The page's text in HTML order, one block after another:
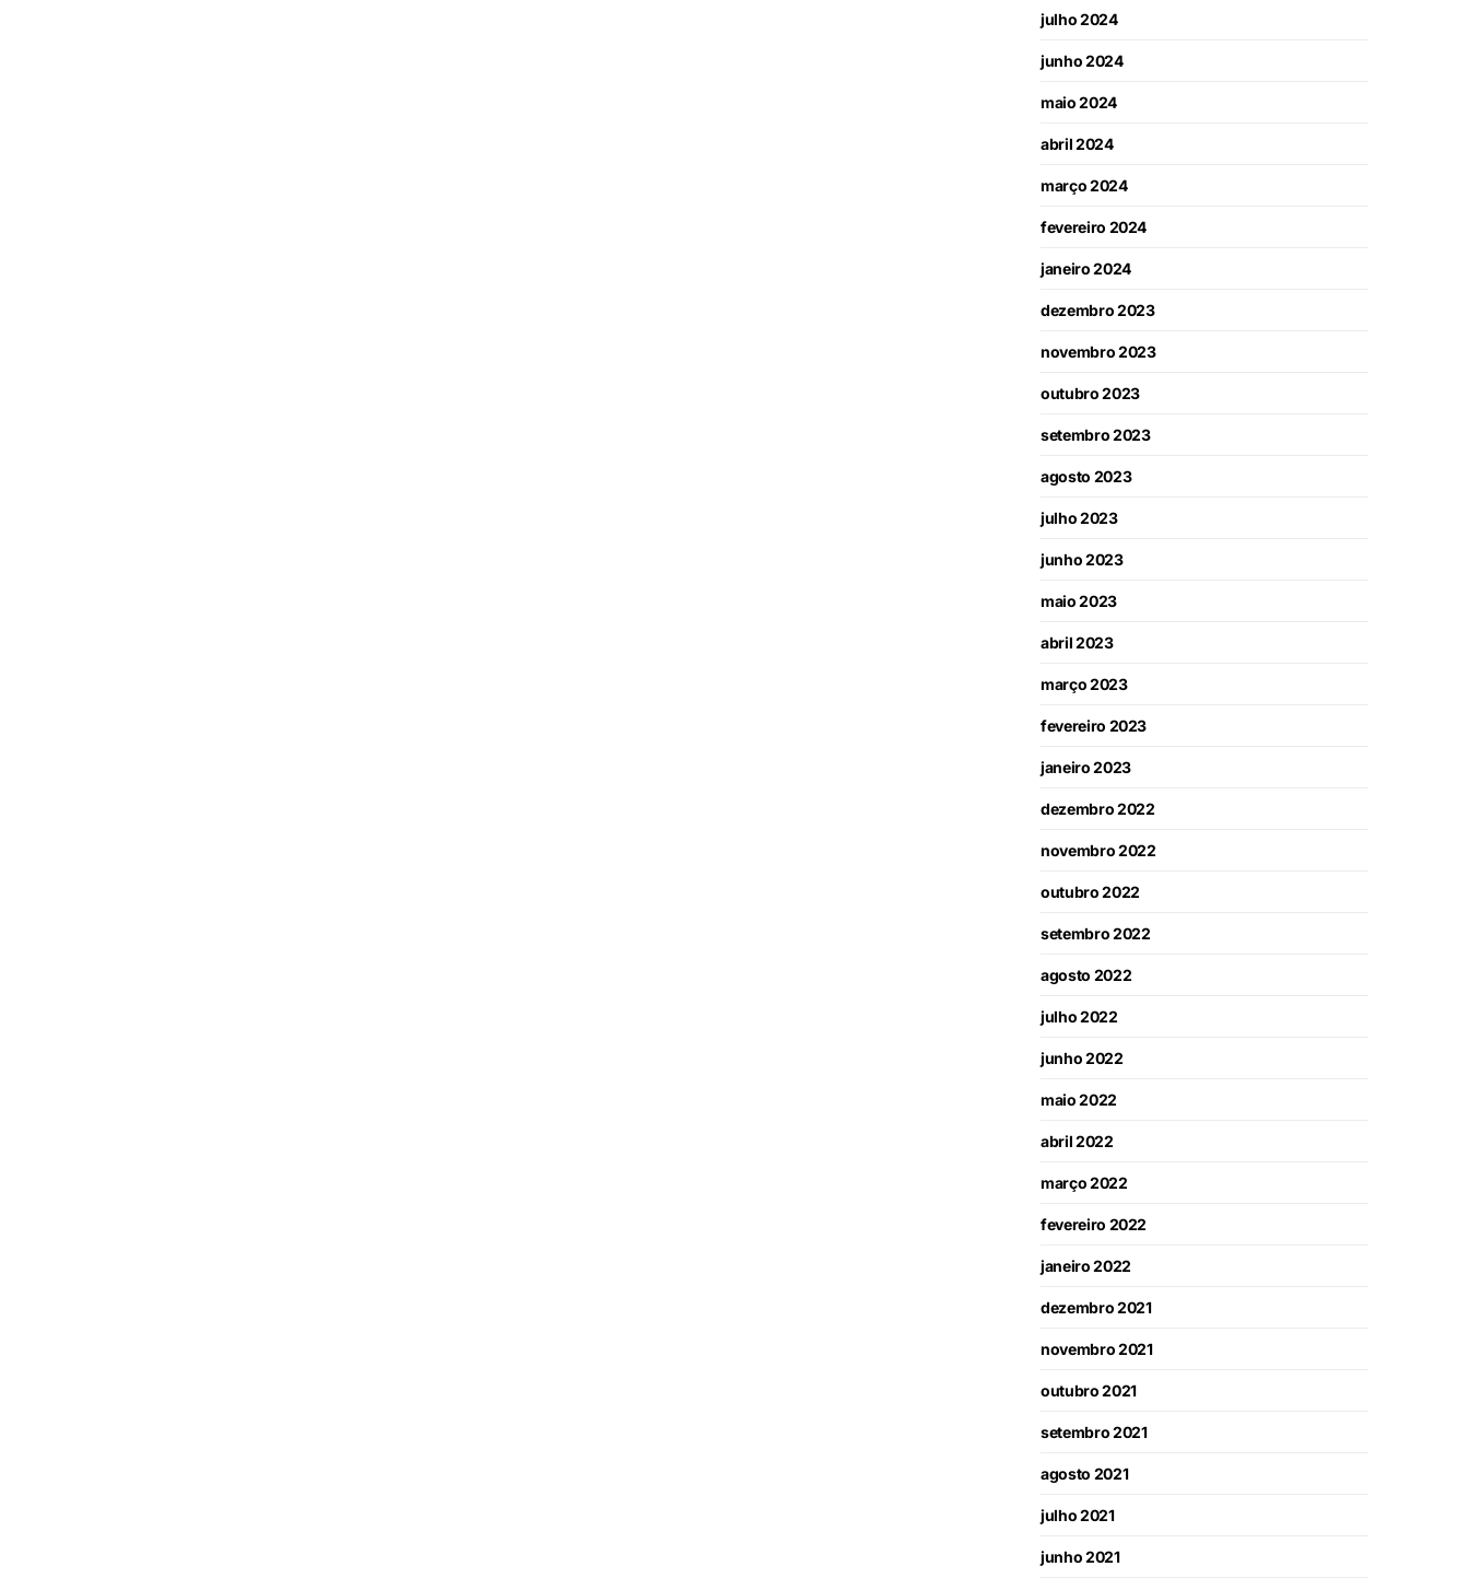
julho 2024
junho 2024
maio 2024
abril 2024
março 2024
fevereiro 2024
janeiro 2024
dezembro 2023
novembro 2023
outubro 2023
setembro 2023
agosto 2023
julho 2023
junho 2023
maio 2023
abril 2023
março 2023
fevereiro 2023
janeiro 2023
dezembro 2022
novembro 2022
outubro 2022
setembro 2022
agosto 2022
julho 2022
junho 2022
maio 2022
abril 2022
março 2022
fevereiro 2022
janeiro 2022
dezembro 2021
novembro 2021
outubro 2021
setembro 2021
agosto 2021
julho 2021
junho 2021